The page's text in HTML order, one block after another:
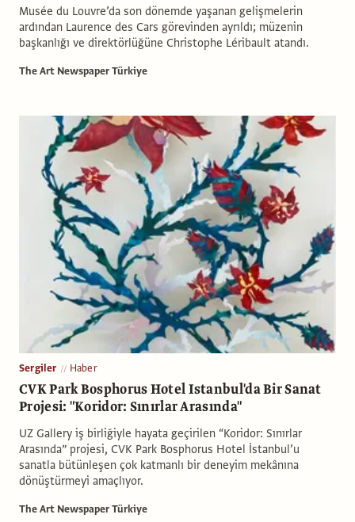
Musée du Louvre’da son dönemde yaşanan gelişmelerin
ardından Laurence des Cars görevinden ayrıldı; müzenin
başkanlığı ve direktörlüğüne Christophe Léribault atandı.
The Art Newspaper Türkiye
Sergiler Haber
CVK Park Bosphorus Hotel Istanbul'da Bir Sanat
Projesi: "Koridor: Sınırlar Arasında"
UZ Gallery iş birliğiyle hayata geçirilen “Koridor: Sınırlar
Arasında” projesi, CVK Park Bosphorus Hotel İstanbul’u
sanatla bütünleşen çok katmanlı bir deneyim mekânına
dönüştürmeyi amaçlıyor.
The Art Newspaper Türkiye